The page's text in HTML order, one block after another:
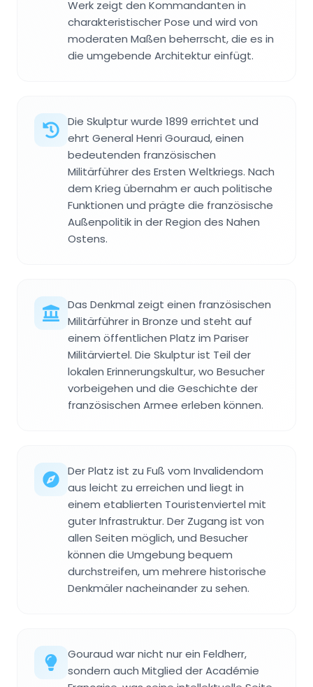
Werk zeigt den Kommandanten in
charakteristischer Pose und wird von
moderaten Maßen beherrscht, die es in
die umgebende Architektur einfügt.
Die Skulptur wurde 1899 errichtet und
ehrt General Henri Gouraud, einen
bedeutenden französischen
Militärführer des Ersten Weltkriegs. Nach
dem Krieg übernahm er auch politische
Funktionen und prägte die französische
Außenpolitik in der Region des Nahen
Ostens.
Das Denkmal zeigt einen französischen
Militärführer in Bronze und steht auf
einem öffentlichen Platz im Pariser
Militärviertel. Die Skulptur ist Teil der
lokalen Erinnerungskultur, wo Besucher
vorbeigehen und die Geschichte der
französischen Armee erleben können.
Der Platz ist zu Fuß vom Invalidendom
aus leicht zu erreichen und liegt in
einem etablierten Touristenviertel mit
guter Infrastruktur. Der Zugang ist von
allen Seiten möglich, und Besucher
können die Umgebung bequem
durchstreifen, um mehrere historische
Denkmäler nacheinander zu sehen.
Gouraud war nicht nur ein Feldherr,
sondern auch Mitglied der Académie